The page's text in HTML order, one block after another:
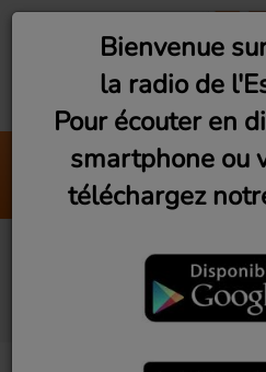
Nuit Néon
Andy Korg
British
Bienvenue
la radio de
Pour écouter en
smartphone ou
téléchargez